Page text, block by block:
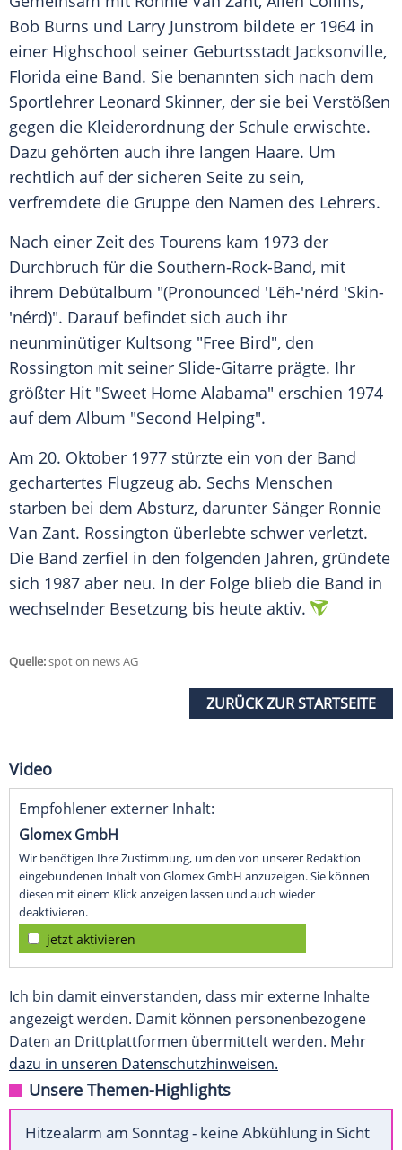
Bob Burns und Larry Junstrom bildete er 1964 in
einer Highschool seiner Geburtsstadt Jacksonville,
Florida eine Band. Sie benannten sich nach dem
Sportlehrer Leonard Skinner, der sie bei Verstößen
gegen die Kleiderordnung der Schule erwischte.
Dazu gehörten auch ihre langen Haare. Um
rechtlich auf der sicheren Seite zu sein,
verfremdete die Gruppe den Namen des Lehrers.
Nach einer Zeit des Tourens kam 1973 der
Durchbruch für die Southern-Rock-Band, mit
ihrem Debütalbum "(Pronounced 'Lĕh-'nérd 'Skin-
'nérd)". Darauf befindet sich auch ihr
neunminütiger Kultsong "Free Bird", den
Rossington mit seiner Slide-Gitarre prägte. Ihr
größter Hit "Sweet Home Alabama" erschien 1974
auf dem Album "Second Helping".
Am 20. Oktober 1977 stürzte ein von der Band
gechartertes Flugzeug ab. Sechs Menschen
starben bei dem Absturz, darunter Sänger Ronnie
Van Zant. Rossington überlebte schwer verletzt.
Die Band zerfiel in den folgenden Jahren, gründete
sich 1987 aber neu. In der Folge blieb die Band in
wechselnder Besetzung bis heute aktiv.
Quelle:spot on news AG
ZURÜCK ZUR STARTSEITE
Video
Empfohlener externer Inhalt:
Glomex GmbH
Wir benötigen Ihre Zustimmung, um den von unserer Redaktion
eingebundenen Inhalt von Glomex GmbH anzuzeigen. Sie können
diesen mit einem Klick anzeigen lassen und auch wieder
deaktivieren.
jetzt aktivieren
Ich bin damit einverstanden, dass mir externe Inhalte
angezeigt werden. Damit können personenbezogene
Daten an Drittplattformen übermittelt werden. Mehr
dazu in unseren Datenschutzhinweisen.
Unsere Themen-Highlights
Hitzealarm am Sonntag - keine Abkühlung in Sicht